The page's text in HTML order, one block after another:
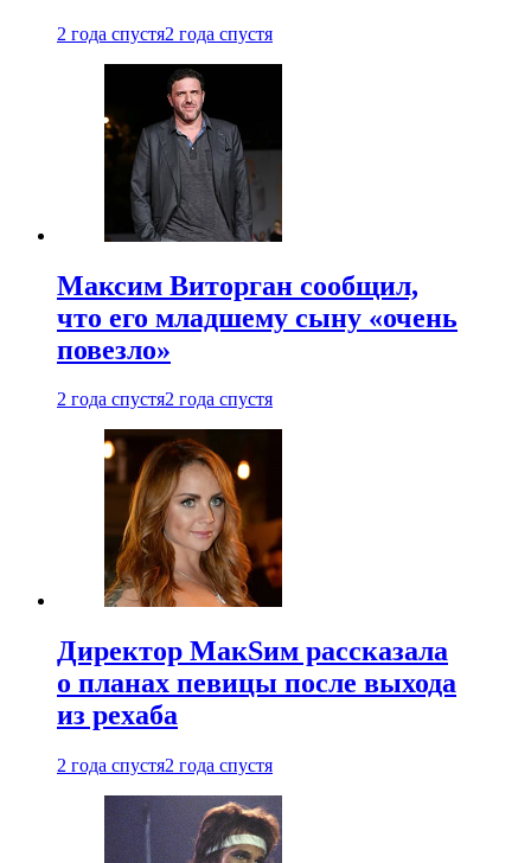
2 года спустя2 года спустя
Максим Виторган сообщил,
что его младшему сыну «очень
повезло»
2 года спустя2 года спустя
Директор МакSим рассказала
о планах певицы после выхода
из рехаба
2 года спустя2 года спустя